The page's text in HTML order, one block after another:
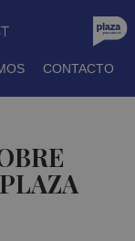
CONTACTO